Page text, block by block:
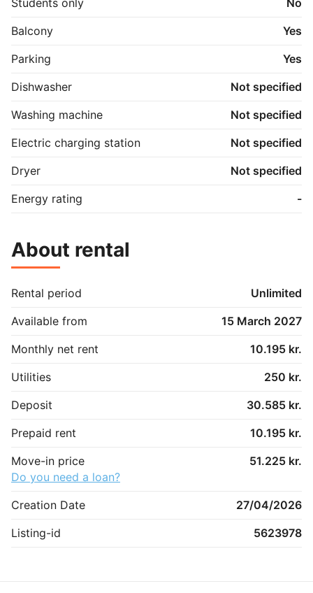
Balcony
Yes
Parking
Yes
Dishwasher
Not specified
Washing machine
Not specified
Electric charging station
Not specified
Dryer
Not specified
Energy rating
-
About rental
Rental period
Unlimited
Available from
15 March 2027
Monthly net rent
10.195 kr.
Utilities
250 kr.
Deposit
30.585 kr.
Prepaid rent
10.195 kr.
Move-in price
51.225 kr.
Do you need a loan?
Creation Date
27/04/2026
Listing-id
5623978